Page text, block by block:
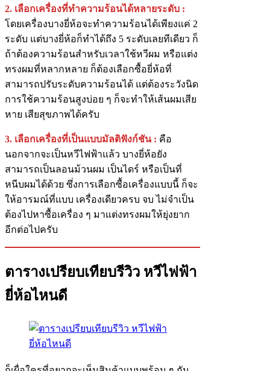
2. เลือกเครื่องที่ทำความร้อนได้หลายระดับ :
โดยเครื่องบางยี่ห้อจะทำความร้อนได้เพียงแค่ 2
ระดับ แต่บางยี่ห้อก็ทำได้ถึง 5 ระดับเลยทีเดียว ก็
ถ้าต้องความร้อนสำหรับเวลาใช้หวีผม หรือแต่ง
ทรงผมที่หลากหลาย ก็ต้องเลือกซื้อยี่ห้อที่
สามารถปรับระดับความร้อนได้ แต่ต้องระวังนิด
การใช้ความร้อนสูงบ่อย ๆ ก็จะทำให้เส้นผมเสีย
หาย เสียสุขภาพได้ครับ
3. เลือกเครื่องที่เป็นแบบมัลติฟังก์ชัน : คือ
นอกจากจะเป็นหวีไฟฟ้าแล้ว บางยี่ห้อยัง
สามารถเป็นลอนม้วนผม เป็นไดร์ หรือเป็นที่
หนีบผมได้ด้วย ซึ่งการเลือกซื้อเครื่องแบบนี้ ก็จะ
ให้อารมณ์ที่แบบ เครื่องเดียวครบ จบ ไม่จำเป็น
ต้องไปหาซื้อเครื่อง ๆ มาแต่งทรงผมให้ยุ่งยาก
อีกต่อไปครับ
ตารางเปรียบเทียบรีวิว หวีไฟฟ้า
ยี่ห้อไหนดี